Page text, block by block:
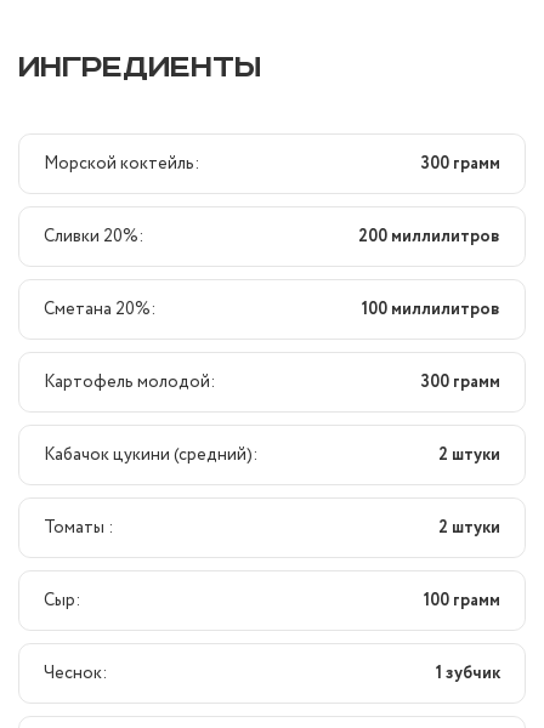
ИНГРЕДИЕНТЫ
Морской коктейль: 300 грамм
Сливки 20%: 200 миллилитров
Сметана 20%: 100 миллилитров
Картофель молодой: 300 грамм
Кабачок цукини (средний): 2 штуки
Томаты : 2 штуки
Сыр: 100 грамм
Чеснок: 1 зубчик